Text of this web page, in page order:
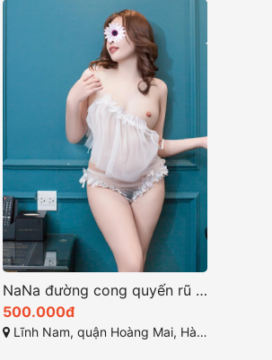
NaNa đường cong quyến rũ là điểm nhấn hấp dẫn
500.000đ
Lĩnh Nam, quận Hoàng Mai, Hà Nội